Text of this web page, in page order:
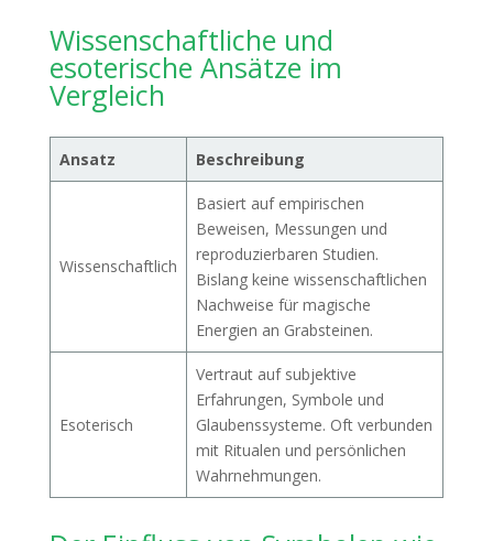
Wissenschaftliche und
esoterische Ansätze im
Vergleich
Ansatz Beschreibung
Wissenschaftlich
Basiert auf empirischen
Beweisen, Messungen und
reproduzierbaren Studien.
Bislang keine wissenschaftlichen
Nachweise für magische
Energien an Grabsteinen.
Esoterisch
Vertraut auf subjektive
Erfahrungen, Symbole und
Glaubenssysteme. Oft verbunden
mit Ritualen und persönlichen
Wahrnehmungen.